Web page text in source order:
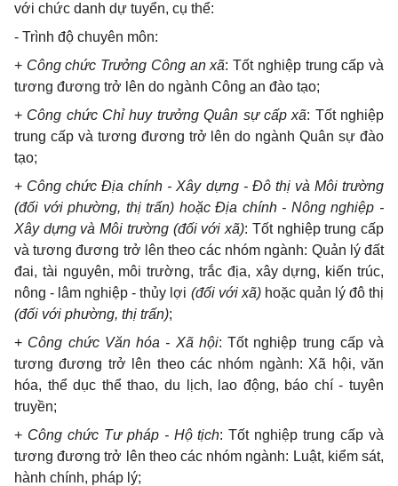
với chức danh dự tuyển, cụ thể:
- Trình độ chuyên môn:
+ Công chức Trưởng Công an xã: Tốt nghiệp trung cấp và
tương đương trở lên do ngành Công an đào tạo;
+ Công chức Chỉ huy trưởng Quân sự cấp xã: Tốt nghiệp
trung cấp và tương đương trở lên do ngànhQuân sự đào
tạo;
+ Công chức Địa chính - Xây dựng - Đô thị và Môi trường
(đối với phường, thị trấn) hoặc Địa chính - Nông nghiệp -
Xây dựng vàMôi trường (đối với xã): Tốt nghiệp trung cấp
và tương đương trở lên theo các nhóm ngành: Quản lý đất
đai, tài nguyên, môi trường, trắc địa, xây dựng, kiến trúc,
nông - lâm nghiệp - thủy lợi (đối với xã)hoặc quản lý đô thị
(đối với phường, thị trấn);
+ Công chức Văn hóa - Xã hội: Tốt nghiệp trung cấp và
tương đương trở lên theo các nhóm ngành: Xã hội, văn
hóa, thể dục thể thao, du lịch, lao động, báo chí - tuyên
truyền;
+ Công chức Tư pháp - Hộ tịch: Tốt nghiệp trung cấp và
tương đương trở lên theo các nhóm ngành: Luật, kiểm sát,
hành chính, pháp lý;